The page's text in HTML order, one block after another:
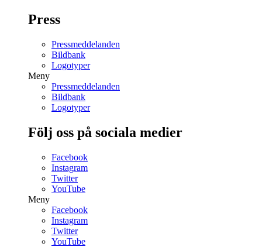
Press
Pressmeddelanden
Bildbank
Logotyper
Meny
Pressmeddelanden
Bildbank
Logotyper
Följ oss på sociala medier
Facebook
Instagram
Twitter
YouTube
Meny
Facebook
Instagram
Twitter
YouTube